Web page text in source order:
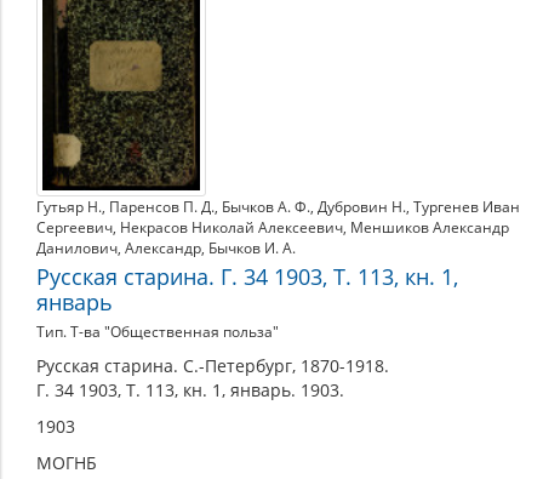
Гутьяр Н., Паренсов П. Д., Бычков А. Ф., Дубровин Н., Тургенев Иван
Сергеевич, Некрасов Николай Алексеевич, Меншиков Александр
Данилович, Александр, Бычков И. А.
Русская старина. Г. 34 1903, Т. 113, кн. 1,
январь
Тип. Т-ва "Общественная польза"
Русская старина. С.-Петербург, 1870-1918.
Г. 34 1903, Т. 113, кн. 1, январь. 1903.
1903
МОГНБ